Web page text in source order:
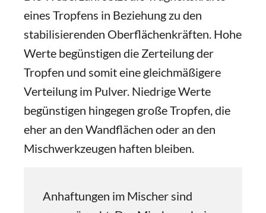
eines Tropfens in Beziehung zu den
stabilisierenden Oberflächenkräften. Hohe
Werte begünstigen die Zerteilung der
Tropfen und somit eine gleichmäßigere
Verteilung im Pulver. Niedrige Werte
begünstigen hingegen große Tropfen, die
eher an den Wandflächen oder an den
Mischwerkzeugen haften bleiben.
Anhaftungen im Mischer sind